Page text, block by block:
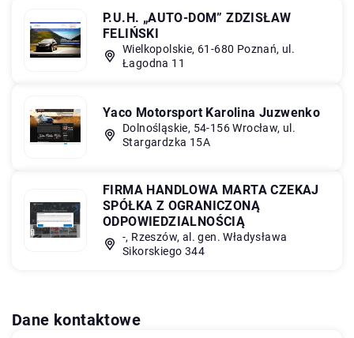
P.U.H. „AUTO-DOM” ZDZISŁAW
FELIŃSKI
Wielkopolskie, 61-680 Poznań, ul.
Łagodna 11
Yaco Motorsport Karolina Juzwenko
Dolnośląskie, 54-156 Wrocław, ul.
Stargardzka 15A
FIRMA HANDLOWA MARTA CZEKAJ
SPÓŁKA Z OGRANICZONĄ
ODPOWIEDZIALNOŚCIĄ
-, Rzeszów, al. gen. Władysława
Sikorskiego 344
Dane kontaktowe